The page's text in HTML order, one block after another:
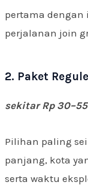
pertama dengan
perjalanan join
2. Paket
sekitar Rp
Pilihan paling
panjang, kota
serta waktu